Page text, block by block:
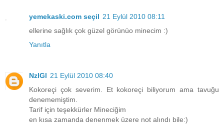
yemekaski.com seçil 21 Eylül 2010 08:11
ellerine sağlık çok güzel görünüo minecim :)
Yanıtla
NzlGl 21 Eylül 2010 08:40
Kokoreçi çok severim. Et kokoreçi biliyorum ama tavuğu
denememiştim.
Tarif için teşekkürler Mineciğim
en kısa zamanda denenmek üzere not alındı bile:)